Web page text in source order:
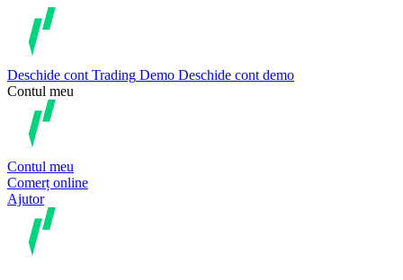
Deschide cont Trading Demo Deschide cont demo
Contul meu
Contul meu
Comerț online
Ajutor